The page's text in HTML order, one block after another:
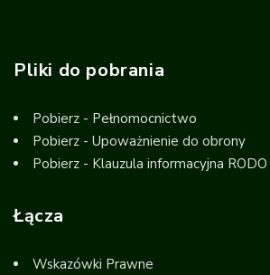
Pliki do pobrania
Pobierz - Pełnomocnictwo
Pobierz - Upoważnienie do obrony
Pobierz - Klauzula informacyjna RODO
Łącza
Wskazówki Prawne